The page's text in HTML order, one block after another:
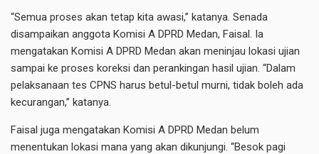
“Semua proses akan tetap kita awasi,” katanya. Senada
disampaikan anggota Komisi A DPRD Medan, Faisal. Ia
mengatakan Komisi A DPRD Medan akan meninjau lokasi ujian
sampai ke proses koreksi dan perankingan hasil ujian. “Dalam
pelaksanaan tes CPNS harus betul-betul murni, tidak boleh ada
kecurangan,” katanya.
Faisal juga mengatakan Komisi A DPRD Medan belum
menentukan lokasi mana yang akan dikunjungi. “Besok pagi